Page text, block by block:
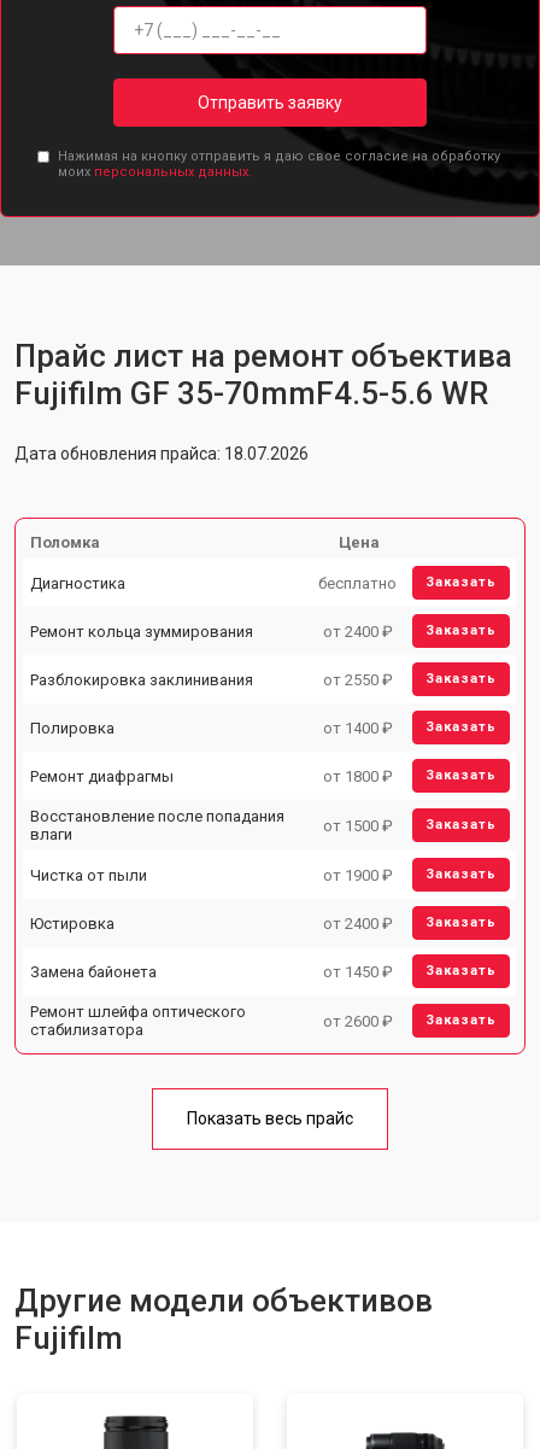
Отправить заявку
Нажимая на кнопку отправить я даю свое согласие на обработку
моих персональных данных.
Прайс лист на ремонт объектива
Fujifilm GF 35-70mmF4.5-5.6 WR
Дата обновления прайса: 18.07.2026
Поломка Цена
Диагностика бесплатно Заказать
Ремонт кольца зуммирования от 2400 ₽ Заказать
Разблокировка заклинивания от 2550 ₽ Заказать
Полировка от 1400 ₽ Заказать
Ремонт диафрагмы от 1800 ₽ Заказать
Восстановление после попадания
влаги
от 1500 ₽ Заказать
Чистка от пыли от 1900 ₽ Заказать
Юстировка от 2400 ₽ Заказать
Замена байонета от 1450 ₽ Заказать
Ремонт шлейфа оптического
стабилизатора
от 2600 ₽ Заказать
Показать весь прайс
Другие модели объективов
Fujifilm